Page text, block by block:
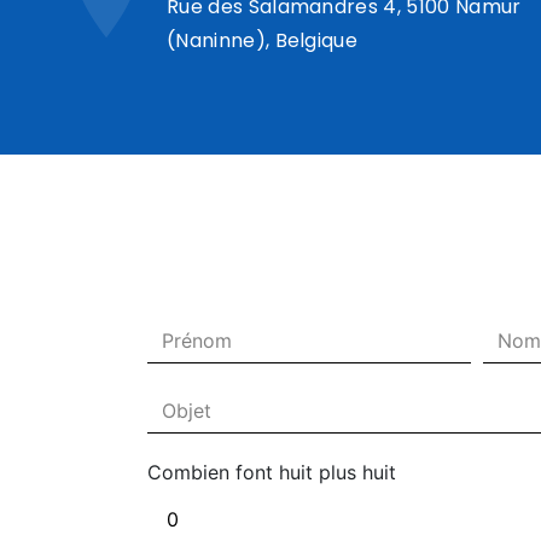
Rue des Salamandres 4, 5100 Namur
(Naninne), Belgique
Combien font huit plus huit